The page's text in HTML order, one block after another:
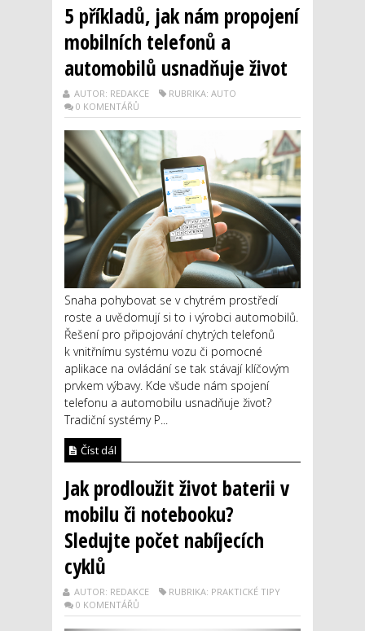
5 příkladů, jak nám propojení
mobilních telefonů a
automobilů usnadňuje život
AUTOR: REDAKCE
RUBRIKA: AUTO
0 KOMENTÁŘŮ
Snaha pohybovat se v chytrém prostředí
roste a uvědomují si to i výrobci automobilů.
Řešení pro připojování chytrých telefonů
k vnitřnímu systému vozu či pomocné
aplikace na ovládání se tak stávají klíčovým
prvkem výbavy. Kde všude nám spojení
telefonu a automobilu usnadňuje život?
Tradiční systémy P...
Číst dál
Jak prodloužit život baterii v
mobilu či notebooku?
Sledujte počet nabíjecích
cyklů
AUTOR: REDAKCE
RUBRIKA: PRAKTICKÉ TIPY
0 KOMENTÁŘŮ